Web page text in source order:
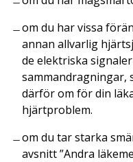
om du har vissa
annan allvarlig
de elektriska
sammandragningar,
därför om för din
hjärtproblem.
om du tar starka
avsnitt ”Andra